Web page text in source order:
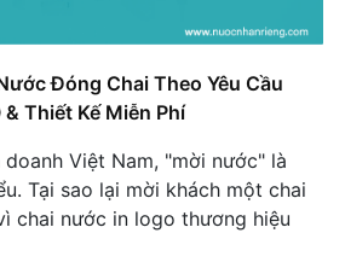
Nước Uống Nhãn Riêng Cho Sử
Đóng Chai Theo Yêu Cầu
& Thiết Kế Miễn Phí
Việt Nam, "mời nước" là
Tại sao lại mời khách một chai
chai nước in logo thương hiệu